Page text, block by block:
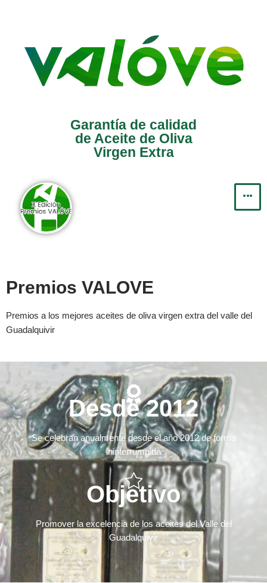
contenido
Garantía de calidad
de Aceite de Oliva
Virgen Extra
Premios VALOVE
Premios a los mejores aceites de oliva virgen extra del valle del
Guadalquivir
Desde 2012
Se celebran anualmente desde el año 2012 de forma
ininterrumpida
Objetivo
Promover la excelencia de los aceites del Valle del
Guadalquivir